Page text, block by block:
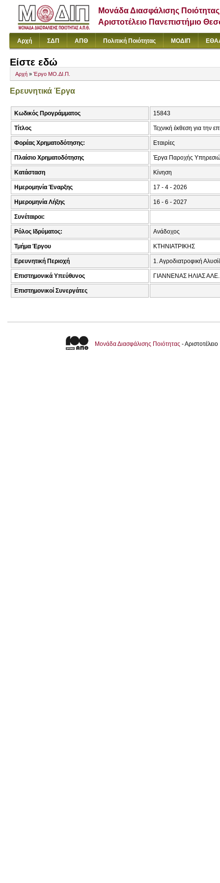
Μονάδα Διασφάλισης Ποιότητας
Αριστοτέλειο Πανεπιστήμιο
Αρχή ΣΔΠ ΑΠΘ Πολιτική Ποιότητας ΜΟΔΙΠ
Είστε εδώ
Αρχή » Έργο ΜΟ.ΔΙ.Π.
Ερευνητικά Έργα
Κωδικός Προγράμματος 15843
Τίτλος Τεχνική έκθεση για την
Φορέας Χρηματοδότησης: Εταιρίες
Πλαίσιο Χρηματοδότησης Έργα Παροχής
Κατάσταση Κίνηση
Ημερομηνία Έναρξης 17 - 4 - 2026
Ημερομηνία Λήξης 16 - 6 - 2027
Συνέταιροι:
Ρόλος Ιδρύματος: Ανάδοχος
Τμήμα Έργου ΚΤΗΝΙΑΤΡΙΚΗΣ
Ερευνητική Περιοχή 1. Αγροδιατροφική
Επιστημονικά Υπεύθυνος ΓΙΑΝΝΕΝΑΣ ΗΛΙΑΣ ΑΛΕ.
Επιστημονικοί Συνεργάτες
Μονάδα Διασφάλισης Ποιότητας -